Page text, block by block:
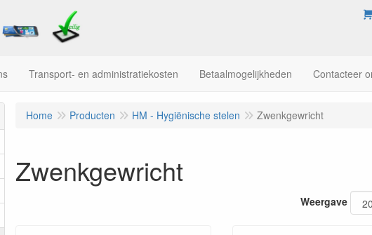
Transport- en administratiekosten Betaalmogelijkheden Contacteer
Home Producten HM - Hygiënische stelen Zwenkgewricht
Zwenkgewricht
Weergave